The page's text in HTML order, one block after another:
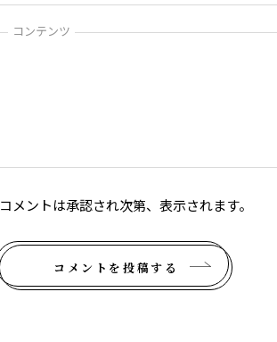
コンテンツ
コメントは承認され次第、表示されます。
コメントを投稿する